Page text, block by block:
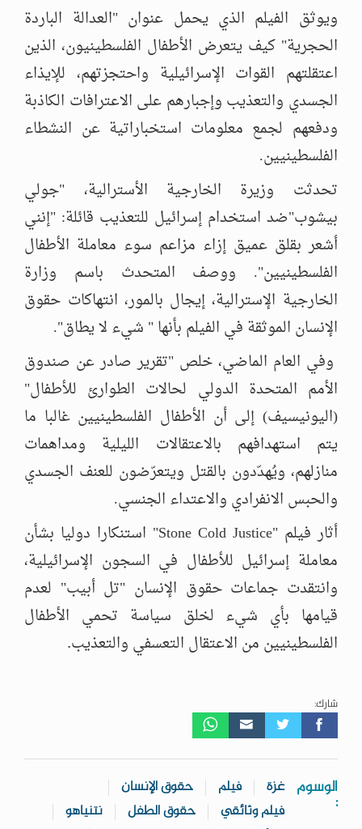
ويوثق الفيلم الذي يحمل عنوان "العدالة الباردة
الحجرية" كيف يتعرض الأطفال الفلسطينيون، الذين
اعتقلتهم القوات الإسرائيلية واحتجزتهم، للإيذاء
الجسدي والتعذيب وإجبارهم على الاعترافات الكاذبة
ودفعهم لجمع معلومات استخباراتية عن النشطاء
الفلسطينيين.
تحدثت وزيرة الخارجية الأسترالية، "جولي
بيشوب"ضد استخدام إسرائيل للتعذيب قائلة: "إنني
أشعر بقلق عميق إزاء مزاعم سوء معاملة الأطفال
الفلسطينيين". ووصف المتحدث باسم وزارة
الخارجية الإسترالية، إيجال بالمور، انتهاكات حقوق
الإنسان الموثقة في الفيلم بأنها " شيء لا يطاق".
وفي العام الماضي، خلص "تقرير صادر عن صندوق
الأمم المتحدة الدولي لحالات الطوارئ للأطفال"
(اليونيسيف) إلى أن الأطفال الفلسطينيين غالبا ما
يتم استهدافهم بالاعتقالات الليلية ومداهمات
منازلهم، ويُهدّدون بالقتل ويتعرّضون للعنف الجسدي
والحبس الانفرادي والاعتداء الجنسي.
أثار فيلم "Stone Cold Justice"
استنكارا دوليا بشأن
معاملة إسرائيل للأطفال في السجون الإسرائيلية،
وانتقدت جماعات حقوق الإنسان "تل أبيب" لعدم
قيامها بأي شيء لخلق سياسة تحمي الأطفال
الفلسطينيين من الاعتقال التعسفي والتعذيب.
شارك:
الوسوم
:
غزة فيلم
حقوق الإنسان
فيلم وثائقي
حقوق الطفل
نتنياهو